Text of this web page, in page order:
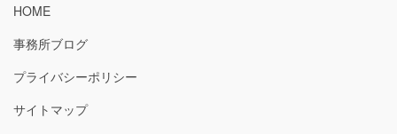
HOME
事務所ブログ
プライバシーポリシー
サイトマップ